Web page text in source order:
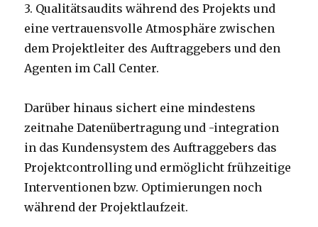
3. Qualitätsaudits während des Projekts und
eine vertrauensvolle Atmosphäre zwischen
dem Projektleiter des Auftraggebers und den
Agenten im Call Center.
Darüber hinaus sichert eine mindestens
zeitnahe Datenübertragung und -integration
in das Kundensystem des Auftraggebers das
Projektcontrolling und ermöglicht frühzeitige
Interventionen bzw. Optimierungen noch
während der Projektlaufzeit.